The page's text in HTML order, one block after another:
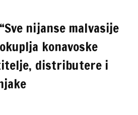
nijanse malvasije
konavoske
distributere i